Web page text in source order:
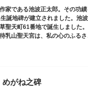
家である池波正太郎。その功
誕地碑が建立されました。池
聖天町61番地で誕生しました
乳山聖天宮は、私の心のふる
と待乳山聖天宮」』より）と記
戸、橋場などをたびたび登場さ
めがね之碑